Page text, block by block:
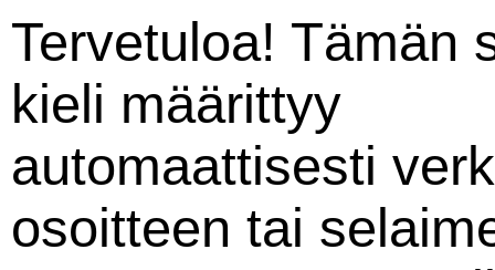
Tervetuloa! Tämän
kieli määrittyy
automaattisesti
osoitteen tai